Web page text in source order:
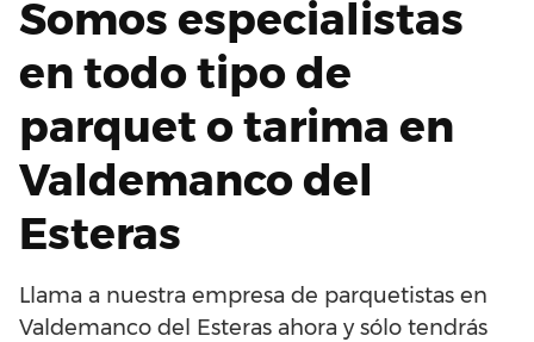
Somos especialistas
en todo tipo de
parquet o tarima en
Valdemanco del
Esteras
Llama a nuestra empresa de parquetistas en
Valdemanco del Esteras ahora y sólo tendrás